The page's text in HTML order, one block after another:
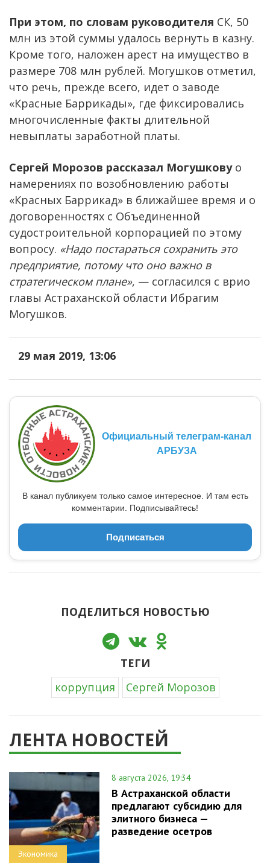
При этом, по словам руководителя СК, 50
млн из этой суммы удалось вернуть в казну.
Кроме того, наложен арест на имущество в
размере 708 млн рублей. Могушков отметил,
что речь, прежде всего, идет о заводе
«Красные Баррикады», где фиксировались
многочисленные факты длительной
невыплаты заработной платы.
Сергей Морозов рассказал Могушковуо
намерениях по возобновлению работы
«Красных Баррикад» в ближайшее время и о
договоренностях с Объединенной
судостроительной корпорацией по этому
вопросу. «Надо постараться сохранить это
предприятие, потому что оно важно в
стратегическом плане», — согласился с врио
главы Астраханской области Ибрагим
Могушков.
29 мая 2019, 13:06
Официальный телеграм-канал
АРБУЗА
В канал публикуем только самое интересное. И там есть
комментарии. Подписывайтесь!
Подписаться
ПОДЕЛИТЬСЯ НОВОСТЬЮ
ТЕГИ
коррупция
Сергей Морозов
ЛЕНТА НОВОСТЕЙ
Экономика
8 августа 2026, 19:34
В Астраханской области
предлагают субсидию для
элитного бизнеса —
разведение осетров